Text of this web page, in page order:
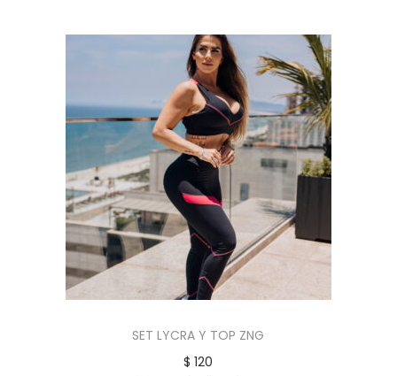
SET LYCRA Y TOP ZNG
$ 120